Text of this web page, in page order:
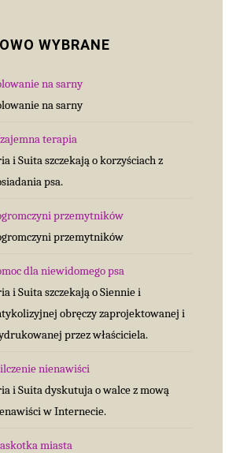
WYBRANE
na sarny
na sarny
terapia
i Suita szczekają o korzyściach z
psa.
przemytników
przemytników
dla niewidomego psa
i Suita szczekają o Siennie i
obręczy zaprojektowanej i
przez właściciela.
nienawiści
i Suita dyskutuja o walce z mową
w Internecie.
miasta